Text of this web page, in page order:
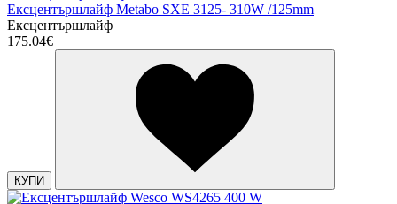
Ексцентършлайф Metabo SXE 3125- 310W /125mm
Ексцентършлайф
175.04€
КУПИ